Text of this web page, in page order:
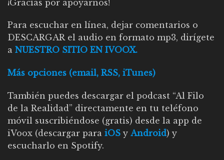
¡Gracias por apoyarnos!
Para escuchar en línea, dejar comentarios o
DESCARGAR el audio en formato mp3, dirígete
a NUESTRO SITIO EN IVOOX.
Más opciones (email, RSS, iTunes)
También puedes descargar el podcast “Al Filo
de la Realidad” directamente en tu teléfono
móvil suscribiéndose (gratis) desde la app de
iVoox (descargar para iOS y Android) y
escucharlo en Spotify.